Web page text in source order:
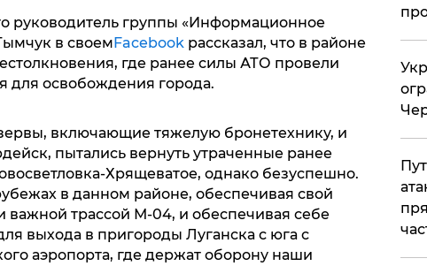
руководитель группы «Информационное
в своем Facebookрассказал, что в районе
где ранее силы АТО провели
для освобождения города.
включающие тяжелую бронетехнику, и
пытались вернуть утраченные ранее
Хрящеватое, однако безуспешно.
в данном районе, обеспечивая свой
важной трассой М-04, и обеспечивая себе
выхода в пригороды Луганска с юга с
аэропорта, где держат оборону наши